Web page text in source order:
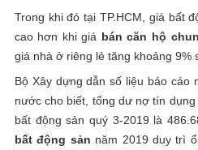
Trong khi đó tại TP.HCM, giá bất
cao hơn khi giá bán căn hộ
giá nhà ở riêng lẻ tăng khoảng 9%
Bộ Xây dựng dẫn số liệu báo cáo
nước cho biết, tổng dư nợ tín
bất động sản quý 3-2019 là
bất động sản năm 2019 duy trì